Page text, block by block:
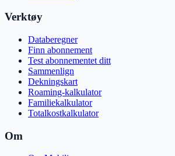
Verktøy
Databeregner
Finn abonnement
Test abonnementet ditt
Sammenlign
Dekningskart
Roaming-kalkulator
Familiekalkulator
Totalkostkalkulator
Om